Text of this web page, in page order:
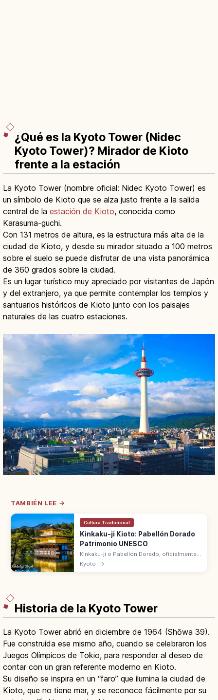
¿Qué es la Kyoto Tower (Nidec
Kyoto Tower)? Mirador de Kioto
frente a la estación
La Kyoto Tower (nombre oficial: Nidec Kyoto Tower) es
un símbolo de Kioto que se alza justo frente a la salida
central de la estación de Kioto, conocida como
Karasuma-guchi.
Con 131 metros de altura, es la estructura más alta de la
ciudad de Kioto, y desde su mirador situado a 100 metros
sobre el suelo se puede disfrutar de una vista panorámica
de 360 grados sobre la ciudad.
Es un lugar turístico muy apreciado por visitantes de Japón
y del extranjero, ya que permite contemplar los templos y
santuarios históricos de Kioto junto con los paisajes
naturales de las cuatro estaciones.
TAMBIÉN LEE →
Cultura Tradicional
Kinkaku-ji Kioto: Pabellón Dorado
Patrimonio UNESCO
Kinkaku-ji o Pabellón Dorado, oficialmente
Rokuon-ji, es el templo de Kioto con un
Shariden de tres pisos cubierto de pan de
Kyoto →
Historia de la Kyoto Tower
La Kyoto Tower abrió en diciembre de 1964 (Shōwa 39).
Fue construida ese mismo año, cuando se celebraron los
Juegos Olímpicos de Tokio, para responder al deseo de
contar con un gran referente moderno en Kioto.
Su diseño se inspira en un “faro” que ilumina la ciudad de
Kioto, que no tiene mar, y se reconoce fácilmente por su